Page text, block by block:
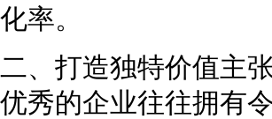
化率。
二、打造独特价值主
优秀的企业往往拥有